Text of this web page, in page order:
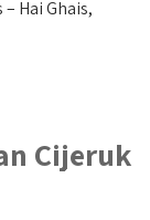
Hai Ghais,
Cijeruk